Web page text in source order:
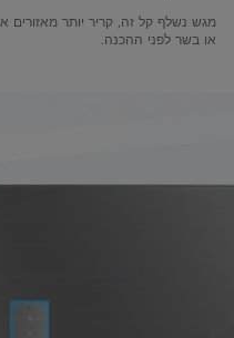
מגש נשלף קל זה, קריר יותר מאזורים
או בשר לפני ההכנה.